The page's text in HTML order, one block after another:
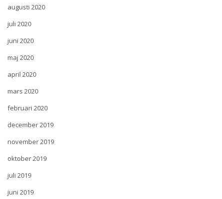
augusti 2020
juli 2020
juni 2020
maj 2020
april 2020
mars 2020
februari 2020
december 2019
november 2019
oktober 2019
juli 2019
juni 2019